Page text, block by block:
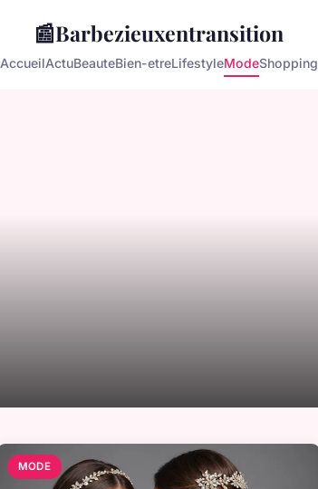
📰Barbezieuxentransition
AccueilActuBeauteBien-etreLifestyleModeShopping
MODE